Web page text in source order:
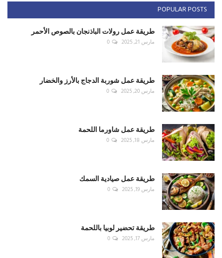
POPULAR POSTS
طريقة عمل رولات الباذنجان بالصوص الأحمر
مارس 21, 2025 0
طريقة عمل شوربة الدجاج بالأرز والخضار
مارس 20, 2025 0
طريقة عمل شاورما اللحمة
مارس 18, 2025 0
طريقة عمل صيادية السمك
مارس 19, 2025 0
طريقة تحضير لوبيا باللحمة
مارس 17, 2025 0